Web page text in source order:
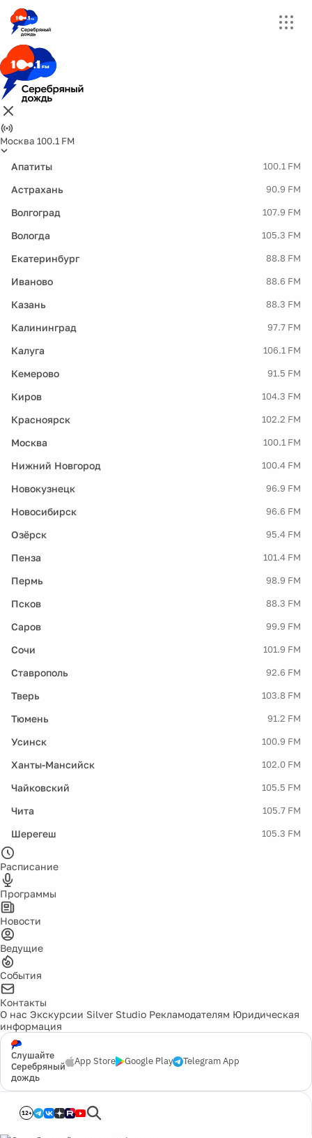
Москва 100.1 FM
Апатиты 100.1 FM
Астрахань 90.9 FM
Волгоград 107.9 FM
Вологда 105.3 FM
Екатеринбург 88.8 FM
Иваново 88.6 FM
Казань 88.3 FM
Калининград 97.7 FM
Калуга 106.1 FM
Кемерово 91.5 FM
Киров 104.3 FM
Красноярск 102.2 FM
Москва 100.1 FM
Нижний Новгород 100.4 FM
Новокузнецк 96.9 FM
Новосибирск 96.6 FM
Озёрск 95.4 FM
Пенза 101.4 FM
Пермь 98.9 FM
Псков 88.3 FM
Саров 99.9 FM
Сочи 101.9 FM
Ставрополь 92.6 FM
Тверь 103.8 FM
Тюмень 91.2 FM
Усинск 100.9 FM
Ханты-Мансийск 102.0 FM
Чайковский 105.5 FM
Чита 105.7 FM
Шерегеш 105.3 FM
Расписание
Программы
Новости
Ведущие
События
Контакты
О нас Экскурсии Silver Studio Рекламодателям Юридическая
информация
Слушайте
Серебряный
дождь
App Store Google Play Telegram App
12+